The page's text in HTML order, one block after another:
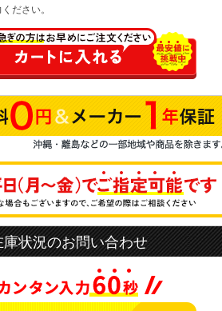
ださい。
庫状況のお問い合わせ